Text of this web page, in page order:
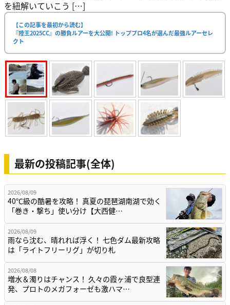
を紐解いていこう […]
【この記事を最初から読む】
『陸王2025CC』の勝負ルアーを大公開! トッププロ4名が選んだ最強ルアーセレ
クト
最新の投稿記事(全体)
2026/08/09
40℃級の酷暑を攻略！ 真夏の琵琶湖南湖で効く
「巻き・撃ち」使い分け【大西健…
2026/08/09
雨なら沈む、晴れれば浮く！ 七色ダム最新攻略
は「ライトフリーリグ」が切り札
2026/08/08
増水＆濁りはチャンス！ 久々の霞ヶ浦で良型連
発、プロトのメガフォーゼも激ハマ…